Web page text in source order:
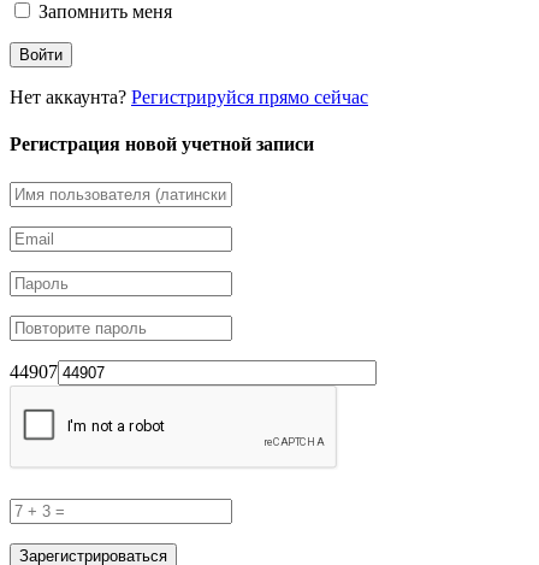
Запомнить меня
Нет аккаунта? Регистрируйся прямо сейчас
Регистрация новой учетной записи
44907